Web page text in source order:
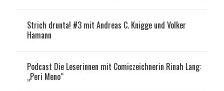
Strich drunta! #3 mit Andreas C. Knigge und Volker
Hamann
Podcast Die Leserinnen mit Comiczeichnerin Rinah Lang:
„Peri Meno“